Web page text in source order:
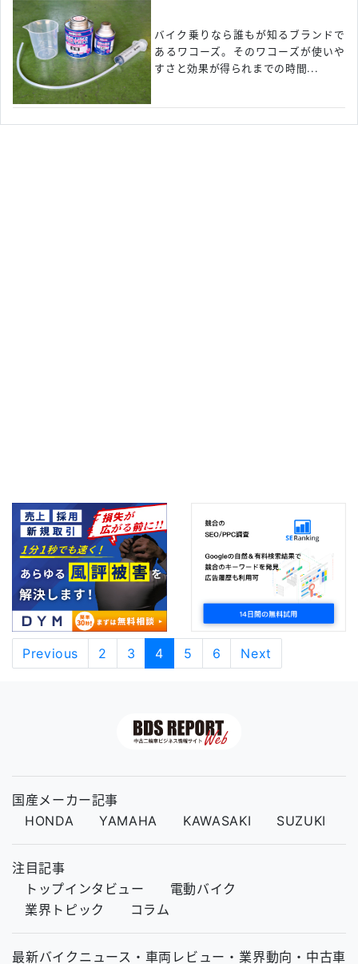
バイク乗りなら誰もが知るブランドで
あるワコーズ。そのワコーズが使いや
すさと効果が得られまでの時間...
Previous 2 3 4 5 6 Next
国産メーカー記事
HONDA
YAMAHA KAWASAKI SUZUKI
注目記事
トップインタビュー
電動バイク
業界トピック
コラム
最新バイクニュース・車両レビュー・業界動向・中古車